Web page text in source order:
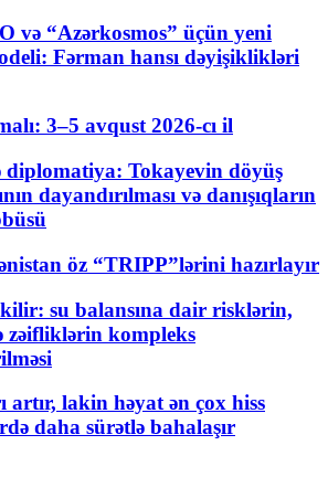
və “Azərkosmos” üçün yeni
Fərman hansı dəyişiklikləri
3–5 avqust 2026-cı il
diplomatiya: Tokayevin döyüş
dayandırılması və danışıqların
öz “TRIPP”lərini hazırlayır
su balansına dair risklərin,
zəifliklərin kompleks
artır, lakin həyat ən çox hiss
daha sürətlə bahalaşır